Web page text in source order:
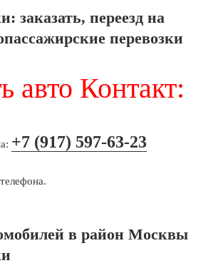
заказать, переезд на
перевозки
авто Контакт:
+7 (917) 597-63-23
в район Москвы